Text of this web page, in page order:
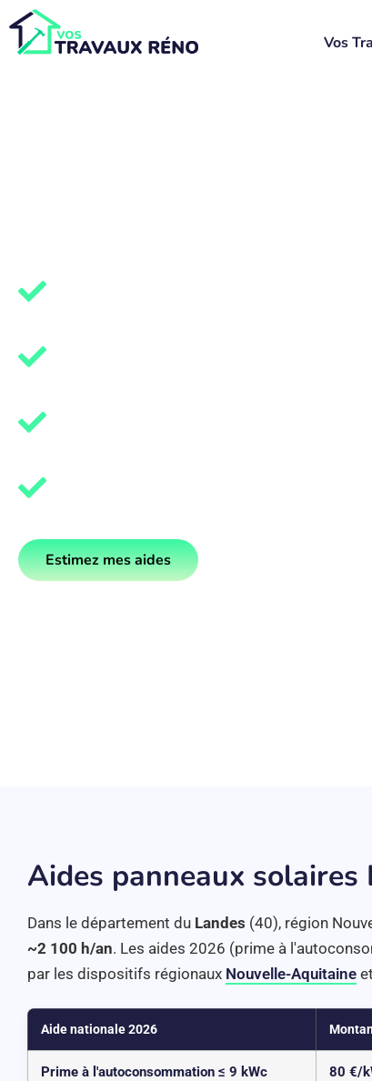
Vos
Estimez mes aides
Aides panneaux solaires
Dans le département du Landes (40), région
~2 100 h/an. Les aides 2026 (prime à
par les dispositifs régionaux Nouvelle-Aquitaine
Aide nationale 2026
Prime à l'autoconsommation ≤ 9 kWc 80 €/